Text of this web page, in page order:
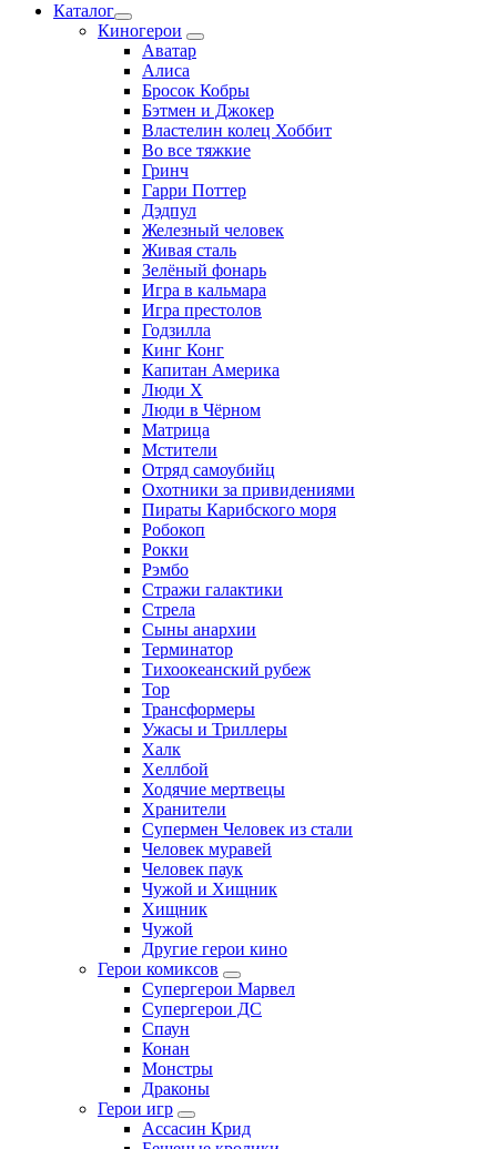
Каталог
Киногерои
Аватар
Алиса
Бросок Кобры
Бэтмен и Джокер
Властелин колец Хоббит
Во все тяжкие
Гринч
Гарри Поттер
Дэдпул
Железный человек
Живая сталь
Зелёный фонарь
Игра в кальмара
Игра престолов
Годзилла
Кинг Конг
Капитан Америка
Люди X
Люди в Чёрном
Матрица
Мстители
Отряд самоубийц
Охотники за привидениями
Пираты Карибского моря
Робокоп
Рокки
Рэмбо
Стражи галактики
Стрела
Сыны анархии
Терминатор
Тихоокеанский рубеж
Тор
Трансформеры
Ужасы и Триллеры
Халк
Хеллбой
Ходячие мертвецы
Хранители
Супермен Человек из стали
Человек муравей
Человек паук
Чужой и Хищник
Хищник
Чужой
Другие герои кино
Герои комиксов
Супергерои Марвел
Супергерои ДС
Спаун
Конан
Монстры
Драконы
Герои игр
Ассасин Крид